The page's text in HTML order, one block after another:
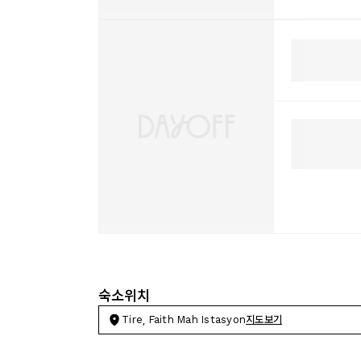
숙소위치
Tire, Faith Mah Istasyon지도보기